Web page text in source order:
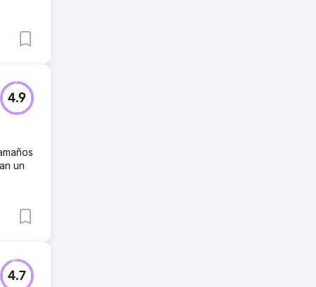
4.9
un
4.7